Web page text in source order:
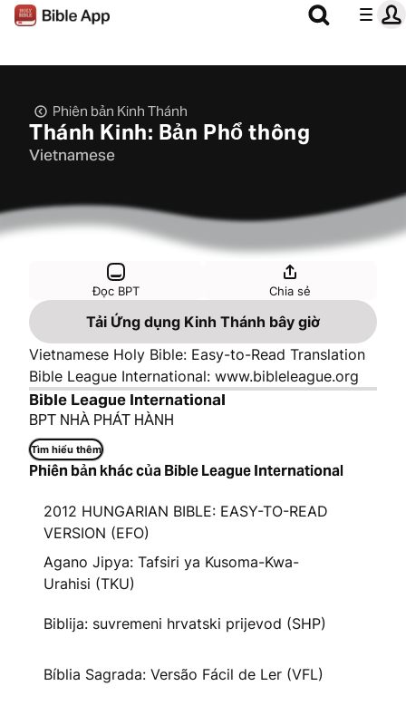
Phiên bản Kinh Thánh
Thánh Kinh: Bản Phổ thông
Vietnamese
Đọc BPT Chia sẻ
Tải Ứng dụng Kinh Thánh bây giờ
Vietnamese Holy Bible: Easy-to-Read Translation
Bible League International: www.bibleleague.org
Bible League International
BPT NHÀ PHÁT HÀNH
Tìm hiểu thêm
Phiên bản khác của Bible League International
2012 HUNGARIAN BIBLE: EASY-TO-READ
VERSION (EFO)
Agano Jipya: Tafsiri ya Kusoma-Kwa-
Urahisi (TKU)
Biblija: suvremeni hrvatski prijevod (SHP)
Bíblia Sagrada: Versão Fácil de Ler (VFL)